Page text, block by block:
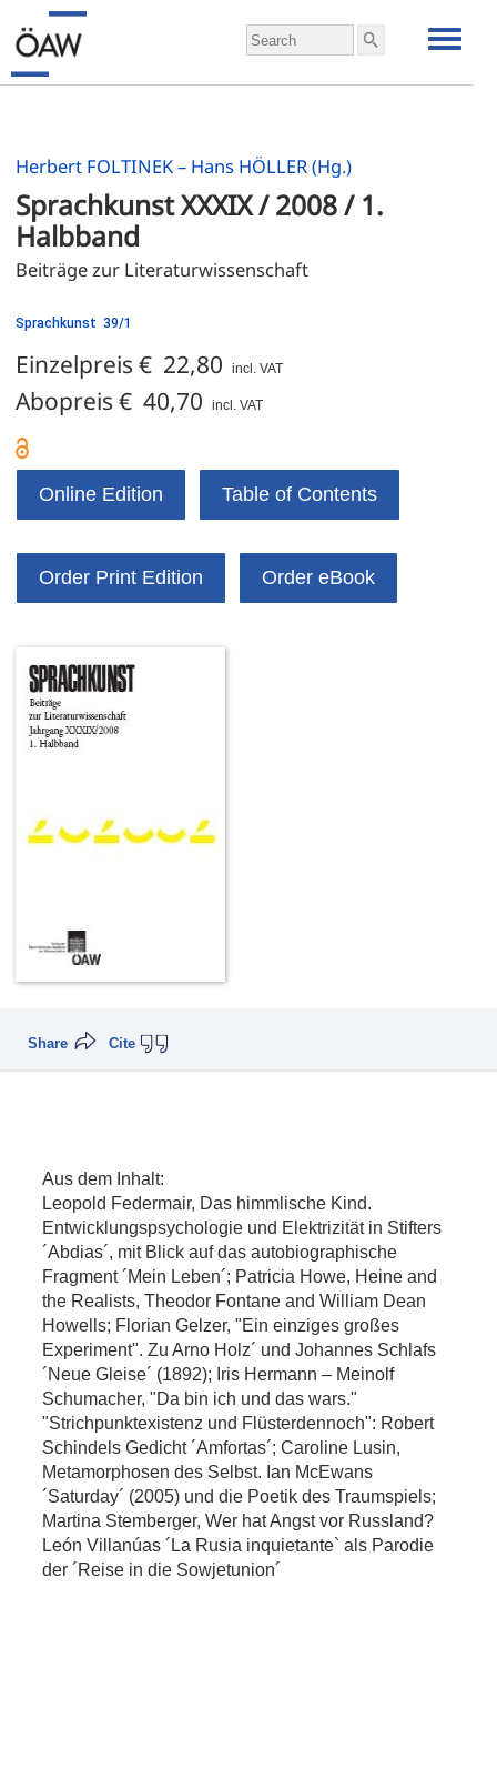
Herbert FOLTINEK – Hans HÖLLER (Hg.)
Sprachkunst XXXIX / 2008 / 1.
Halbband
Beiträge zur Literaturwissenschaft
Sprachkunst 39/1
Einzelpreis € 22,80 incl. VAT
Abopreis € 40,70 incl. VAT
Online Edition Table of Contents
Order Print Edition Order eBook
Cite
Share
Aus dem Inhalt:
Leopold Federmair, Das himmlische Kind.
Entwicklungspsychologie und Elektrizität in Stifters
´Abdias´, mit Blick auf das autobiographische
Fragment ´Mein Leben´; Patricia Howe, Heine and
the Realists, Theodor Fontane and William Dean
Howells; Florian Gelzer, "Ein einziges großes
Experiment". Zu Arno Holz´ und Johannes Schlafs
´Neue Gleise´ (1892); Iris Hermann – Meinolf
Schumacher, "Da bin ich und das wars."
"Strichpunktexistenz und Flüsterdennoch": Robert
Schindels Gedicht ´Amfortas´; Caroline Lusin,
Metamorphosen des Selbst. Ian McEwans
´Saturday´ (2005) und die Poetik des Traumspiels;
Martina Stemberger, Wer hat Angst vor Russland?
León Villanúas ´La Rusia inquietante` als Parodie
der ´Reise in die Sowjetunion´